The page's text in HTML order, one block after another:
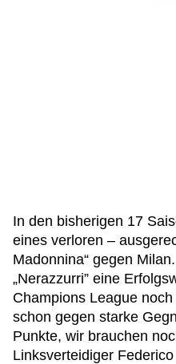
In den bisherigen 17
eines verloren –
Madonnina“ gegen
„Nerazzurri” eine
Champions League
schon gegen starke
Punkte, wir brauchen
Linksverteidiger